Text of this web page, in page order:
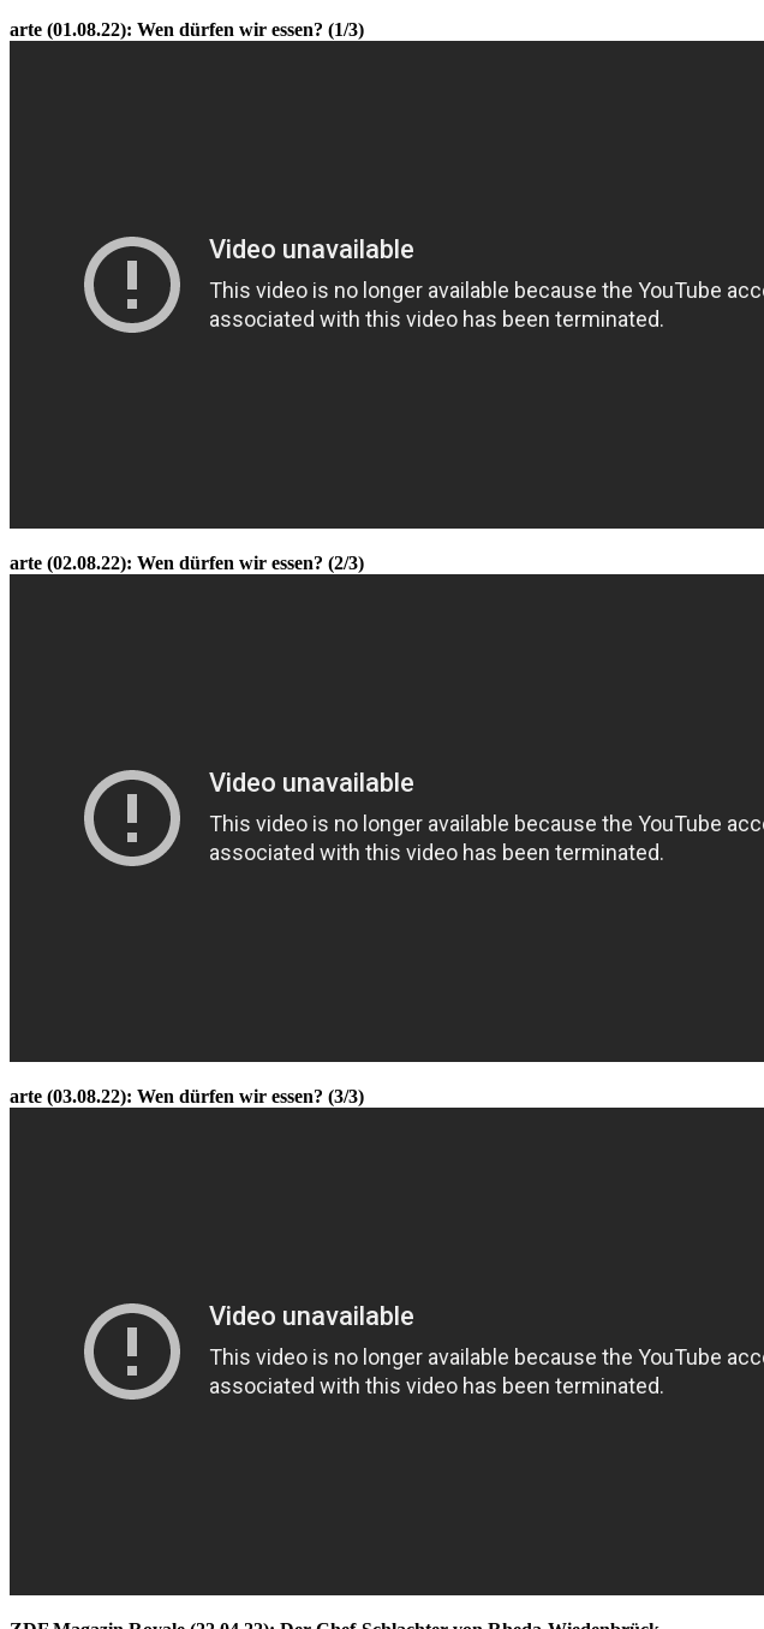
arte (01.08.22): Wen dürfen wir essen? (1/3)
arte (02.08.22): Wen dürfen wir essen? (2/3)
arte (03.08.22): Wen dürfen wir essen? (3/3)